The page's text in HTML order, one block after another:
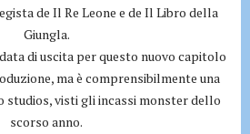
de Il Re Leone e de Il Libro della
Giungla.
di uscita per questo nuovo capitolo
ma è comprensibilmente una
visti gli incassi monster dello
scorso anno.